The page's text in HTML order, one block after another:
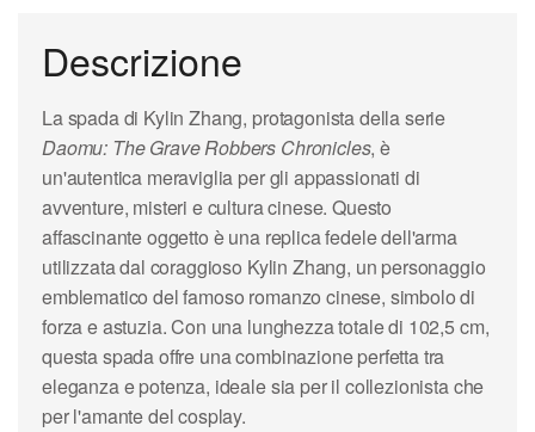
Descrizione
La spada di Kylin Zhang, protagonista della serie
Daomu: The Grave Robbers Chronicles, è
un'autentica meraviglia per gli appassionati di
avventure, misteri e cultura cinese. Questo
affascinante oggetto è una replica fedele dell'arma
utilizzata dal coraggioso Kylin Zhang, un personaggio
emblematico del famoso romanzo cinese, simbolo di
forza e astuzia. Con una lunghezza totale di 102,5 cm,
questa spada offre una combinazione perfetta tra
eleganza e potenza, ideale sia per il collezionista che
per l'amante del cosplay.